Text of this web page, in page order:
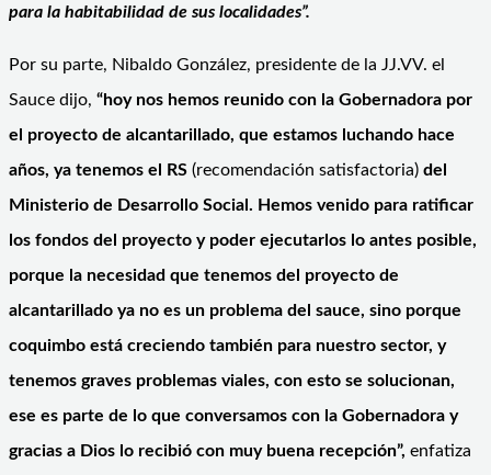
para la habitabilidad de sus localidades”.
Por su parte, Nibaldo González, presidente de la JJ.VV. el
Sauce dijo, “hoy nos hemos reunido con la Gobernadora por
el proyecto de alcantarillado, que estamos luchando hace
años, ya tenemos el RS (recomendación satisfactoria) del
Ministerio de Desarrollo Social. Hemos venido para ratificar
los fondos del proyecto y poder ejecutarlos lo antes posible,
porque la necesidad que tenemos del proyecto de
alcantarillado ya no es un problema del sauce, sino porque
coquimbo está creciendo también para nuestro sector, y
tenemos graves problemas viales, con esto se solucionan,
ese es parte de lo que conversamos con la Gobernadora y
gracias a Dios lo recibió con muy buena recepción”, enfatiza